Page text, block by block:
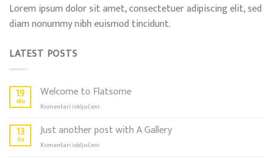
Lorem ipsum dolor sit amet, consectetuer adipiscing elit, sed
diam nonummy nibh euismod tincidunt.
LATEST POSTS
19
stu
Welcome to Flatsome
Komentari isključeni
to
Flatsome
13
lis
Just another post with A Gallery
Komentari isključeni